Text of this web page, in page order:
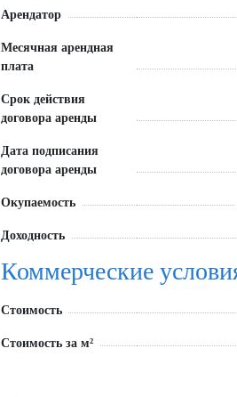
Арендатор
Месячная арендная
плата
Срок действия
договора аренды
Дата подписания
договора аренды
Окупаемость
Доходность
Коммерческие
Стоимость
Стоимость за м²